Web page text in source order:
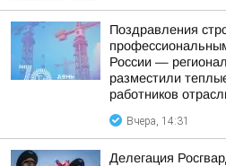
Поздравления
России —
разместили
работников
Вчера, 14:31
Делегация